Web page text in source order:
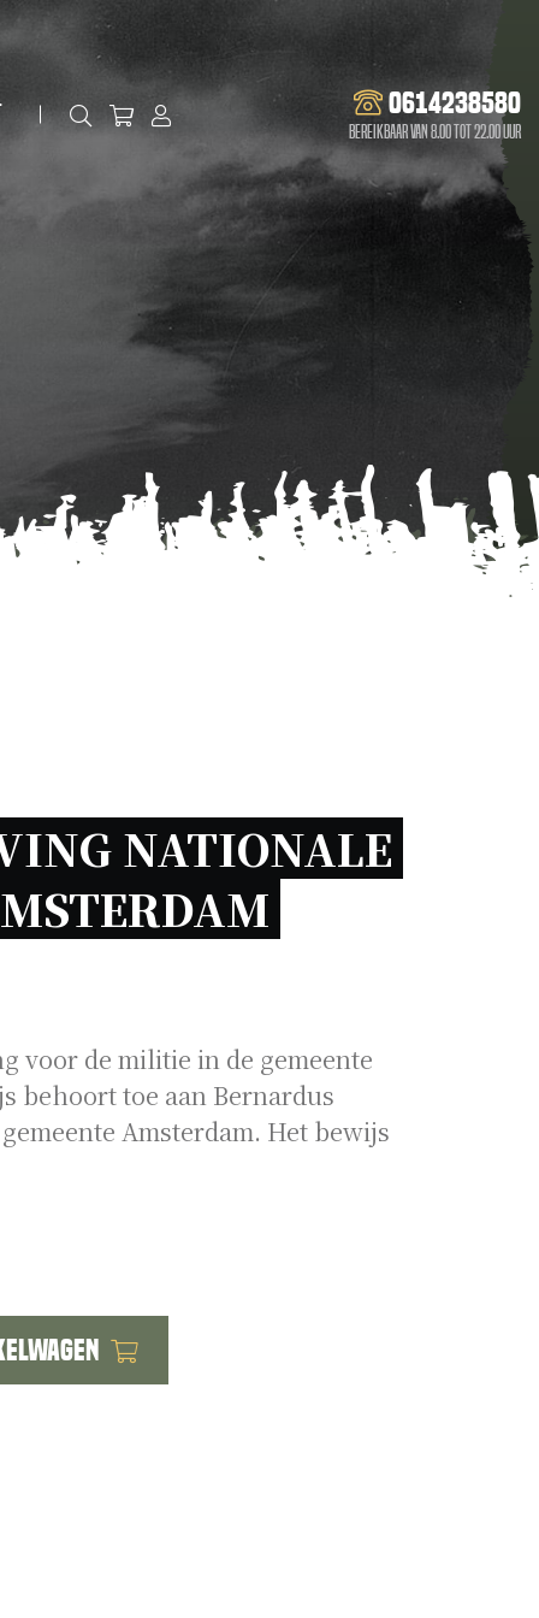
0614238580
Bereikbaar van 8.00 tot 22.00 uur
NATIONALE
voor de militie in de gemeente
behoort toe aan Bernardus
Amsterdam. Het bewijs